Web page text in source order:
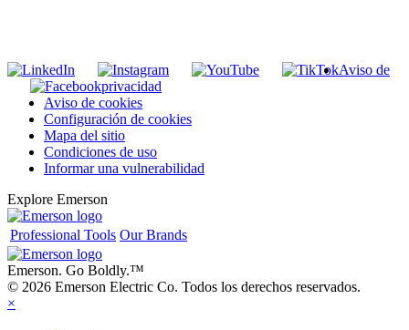
Aviso de
privacidad
Aviso de cookies
Configuración de cookies
Mapa del sitio
Condiciones de uso
Informar una vulnerabilidad
Explore Emerson
Professional Tools Our Brands
Emerson. Go Boldly.™
© 2026 Emerson Electric Co. Todos los derechos reservados.
×